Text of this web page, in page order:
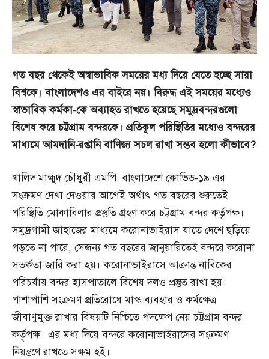
গতবছরথেকেইঅস্বাভাবিকসময়েরমধ্যদিয়েযেতেহচ্ছেসারা
বিশ্বকে।বাংলাদেশও এরবাইরেনয়।বিরুদ্ধএইসময়েরমধ্যেও
স্বাভাবিককর্মকা-কেঅব্যাহতরাখতেহয়েছেসমুদ্রবন্দরগুলো
বিশেষকরেচট্টগ্রামবন্দরকে। প্রতিকূল পরিস্থিতিরমধ্যেওবন্দরের
মাধ্যমেআমদানি-রপ্তানিবাণিজ্যসচলরাখাসম্ভবহলোকীভাবে?
খালিদ মাহ্মুদ চৌধুরী এমপি: বাংলাদেশে কোভিড-১৯ এর
সংক্রমণ দেখা দেওয়ার আগেই অর্থাৎ গত বছরের শুরুতেই
পরিস্থিতি মোকাবিলার প্রস্তুতি গ্রহণ করে চট্টগ্রাম বন্দর কর্তৃপক্ষ।
সমুদ্রগামী জাহাজের মাধ্যমে করোনাভাইরাস যাতে দেশে ছড়িয়ে
পড়তে না পারে, সেজন্য গত বছরের জানুয়ারিতেই বন্দরে করোনা
সতর্কতা জারি করা হয়। করোনাভাইরাসে আক্রান্ত নাবিকের
পরিচর্যায় বন্দর হাসপাতালে বিশেষ দলও প্রস্তুত রাখা হয়।
পাশাপাশি সংক্রমণ প্রতিরোধে মাস্ক ব্যবহার ও কর্মক্ষেত্র
জীবাণুমুক্ত রাখার বিষয়টি নিশ্চিতে পদক্ষেপ নেয় চট্টগ্রাম বন্দর
কর্তৃপক্ষ। এর মধ্য দিয়ে বন্দরে করোনাভাইরাসের সংক্রমণ
নিয়ন্ত্রণে রাখতে সক্ষম হই।